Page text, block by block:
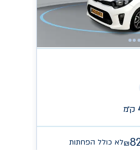
ק״מ
₪לא כולל הפחתות